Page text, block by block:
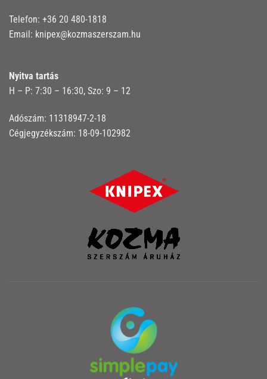
Telefon: +36 20 480-1818
Email: knipex@kozmaszerszam.hu
Nyitva tartás
H – P: 7:30 – 16:30, Szo: 9 – 12
Adószám: 11318947-2-18
Cégjegyzékszám: 18-09-102982